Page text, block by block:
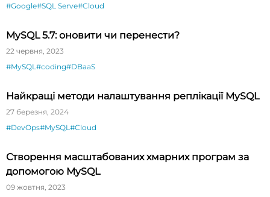
#Google#SQL Serve#Cloud
MySQL 5.7: оновити чи перенести?
22 червня, 2023
#MySQL #coding#DBaaS
Найкращі методи налаштування реплікації MySQL
27 березня, 2024
#DevOps#MySQL #Cloud
Створення масштабованих хмарних програм за
допомогою MySQL
09 жовтня, 2023